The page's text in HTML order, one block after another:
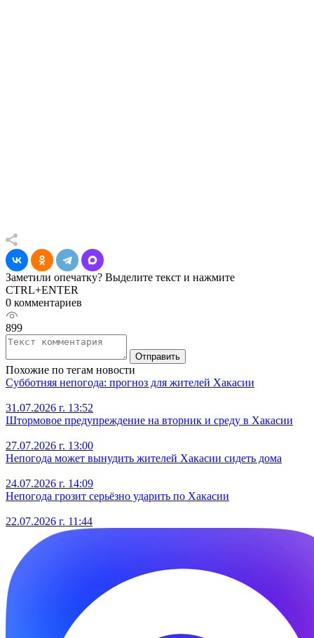
Заметили опечатку? Выделите текст и нажмите
CTRL+ENTER
0 комментариев
899
Отправить
Похожие по тегам новости
Субботняя непогода: прогноз для жителей Хакасии
31.07.2026 г. 13:52
Штормовое предупреждение на вторник и среду в Хакасии
27.07.2026 г. 13:00
Непогода может вынудить жителей Хакасии сидеть дома
24.07.2026 г. 14:09
Непогода грозит серьёзно ударить по Хакасии
22.07.2026 г. 11:44